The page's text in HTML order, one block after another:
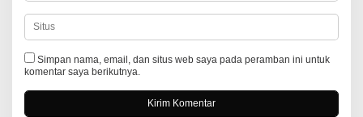
Simpan nama, email, dan situs web saya pada peramban ini untuk
komentar saya berikutnya.